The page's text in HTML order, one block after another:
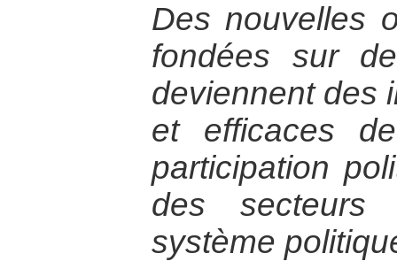
Des nouvelles
fondées sur
deviennent des
et efficaces
participation
des secteurs
système